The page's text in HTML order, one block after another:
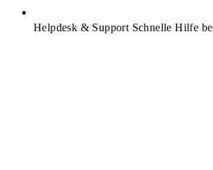
Helpdesk & Support Schnelle Hilfe